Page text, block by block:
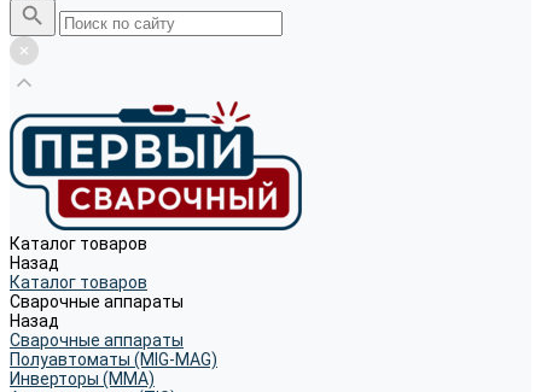
Каталог товаров
Назад
Каталог товаров
Сварочные аппараты
Назад
Сварочные аппараты
Полуавтоматы (MIG-MAG)
Инверторы (MMA)